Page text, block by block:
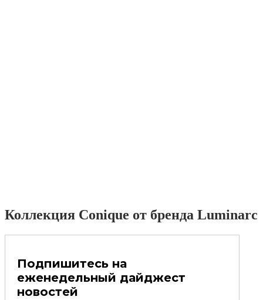
Коллекция Conique от бренда Luminarc
Подпишитесь на
еженедельный дайджест
новостей